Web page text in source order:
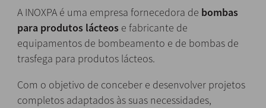
A INOXPA é uma empresa fornecedora de bombas
para produtos lácteos e fabricante de
equipamentos de bombeamento e de bombas de
trasfega para produtos lácteos.
Com o objetivo de conceber e desenvolver projetos
completos adaptados às suas necessidades,